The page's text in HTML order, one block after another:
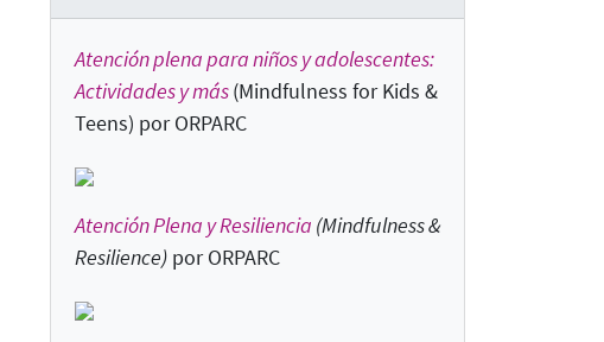
Atención plena para niños y adolescentes:
Actividades y más(Mindfulness for Kids &
Teens) por ORPARC
Atención Plena y Resiliencia (Mindfulness &
Resilience) por ORPARC